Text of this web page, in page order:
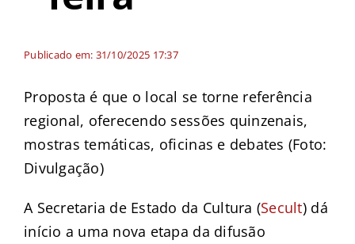
Publicado em: 31/10/2025 17:37
Proposta é que o local se torne referência
regional, oferecendo sessões quinzenais,
mostras temáticas, oficinas e debates (Foto:
Divulgação)
A Secretaria de Estado da Cultura (Secult) dá
início a uma nova etapa da difusão